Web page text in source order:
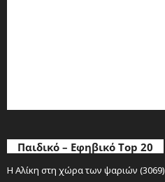
Παιδικό – Εφηβικό Top 20
Η Αλίκη στη χώρα των ψαριών (3069)